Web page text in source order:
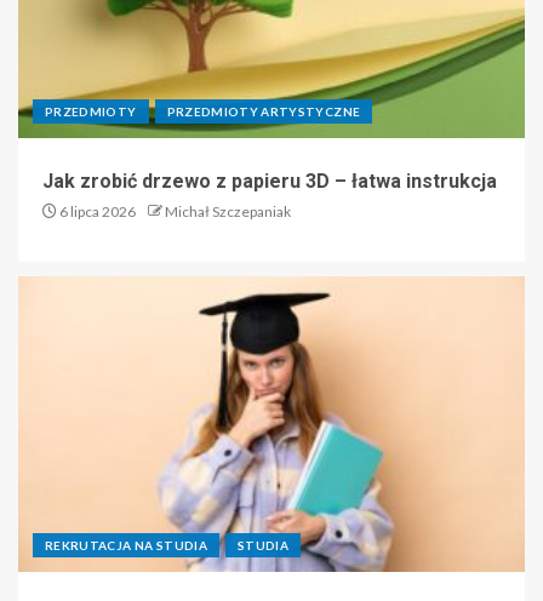
PRZEDMIOTY PRZEDMIOTY ARTYSTYCZNE
Jak zrobić drzewo z papieru 3D – łatwa instrukcja
6 lipca 2026 Michał Szczepaniak
REKRUTACJA NA STUDIA STUDIA